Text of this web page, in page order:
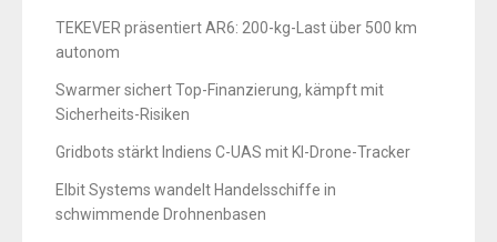
TEKEVER präsentiert AR6: 200-kg-Last über 500 km
autonom
Swarmer sichert Top-Finanzierung, kämpft mit
Sicherheits-Risiken
Gridbots stärkt Indiens C-UAS mit KI-Drone-Tracker
Elbit Systems wandelt Handelsschiffe in
schwimmende Drohnenbasen